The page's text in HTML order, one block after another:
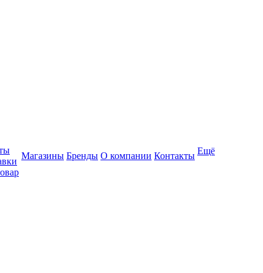
Магазины Бренды О компании Контакты Ещё